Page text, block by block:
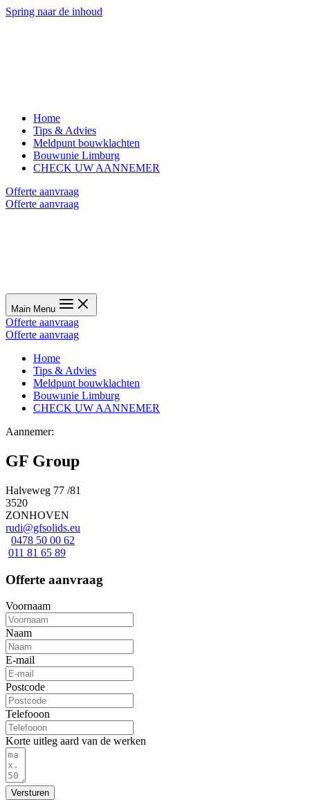
Spring naar de inhoud
Home
Tips & Advies
Meldpunt bouwklachten
Bouwunie Limburg
CHECK UW AANNEMER
Offerte aanvraag
Offerte aanvraag
Main Menu
Offerte aanvraag
Offerte aanvraag
Home
Tips & Advies
Meldpunt bouwklachten
Bouwunie Limburg
CHECK UW AANNEMER
Aannemer:
GF Group
Halveweg 77 /81
3520
ZONHOVEN
rudi@gfsolids.eu
0478 50 00 62
011 81 65 89
Offerte aanvraag
Voornaam
Naam
E-mail
Postcode
Telefooon
Korte uitleg aard van de werken
Versturen